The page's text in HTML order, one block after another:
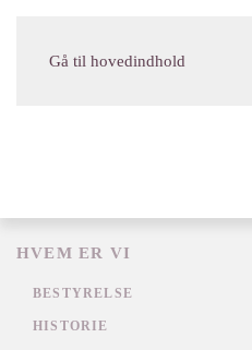
Gå til hovedindhold
HVEM ER VI
BESTYRELSE
HISTORIE